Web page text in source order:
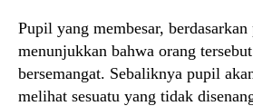
Pupil yang membesar,
menunjukkan bahwa orang
bersemangat. Sebaliknya pupil
melihat sesuatu yang tidak